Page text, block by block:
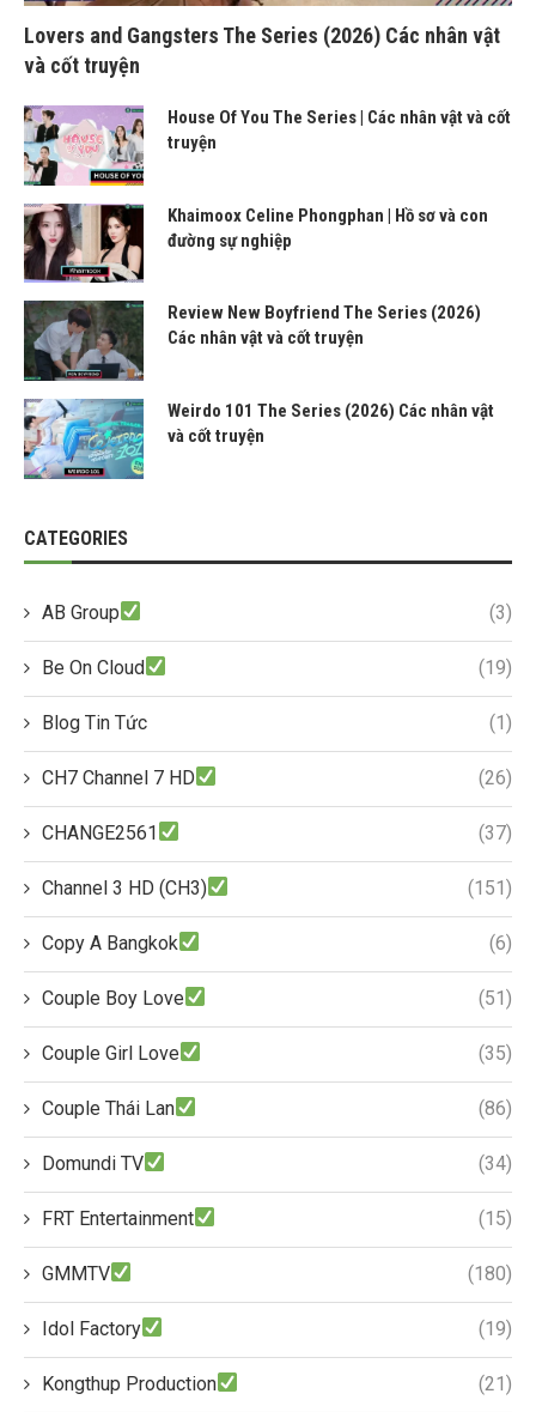
Lovers and Gangsters The Series (2026) Các nhân vật
và cốt truyện
House Of You The Series | Các nhân vật và cốt
truyện
Khaimoox Celine Phongphan | Hồ sơ và con
đường sự nghiệp
Review New Boyfriend The Series (2026)
Các nhân vật và cốt truyện
Weirdo 101 The Series (2026) Các nhân vật
và cốt truyện
CATEGORIES
AB Group (3)
Be On Cloud (19)
Blog Tin Tức (1)
CH7 Channel 7 HD (26)
CHANGE2561 (37)
Channel 3 HD (CH3) (151)
Copy A Bangkok (6)
Couple Boy Love (51)
Couple Girl Love (35)
Couple Thái Lan (86)
Domundi TV (34)
FRT Entertainment (15)
GMMTV (180)
Idol Factory (19)
Kongthup Production (21)